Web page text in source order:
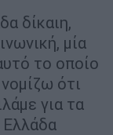
δίκαιη,
μία
το οποίο
ότι
για τα
Ελλάδα